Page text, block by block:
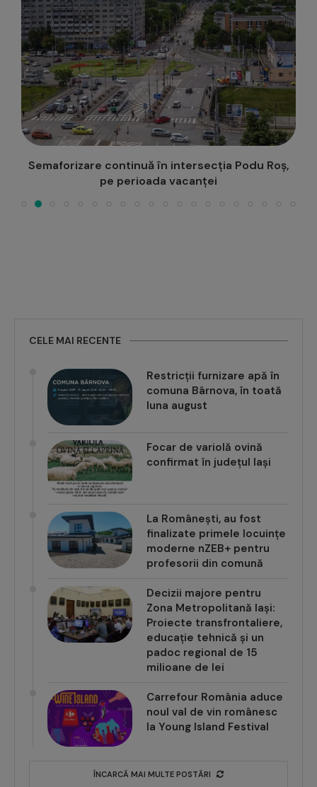
Semaforizare continuă în intersecția Podu Roș,
pe perioada vacanței
CELE MAI RECENTE
Restricții furnizare apă în
comuna Bârnova, în toată
luna august
Focar de variolă ovină
confirmat în județul Iași
La Românești, au fost
finalizate primele locuințe
moderne nZEB+ pentru
profesorii din comună
Decizii majore pentru
Zona Metropolitană Iași:
Proiecte transfrontaliere,
educație tehnică și un
padoc regional de 15
milioane de lei
Carrefour România aduce
noul val de vin românesc
la Young Island Festival
ÎNCARCĂ MAI MULTE POSTĂRI